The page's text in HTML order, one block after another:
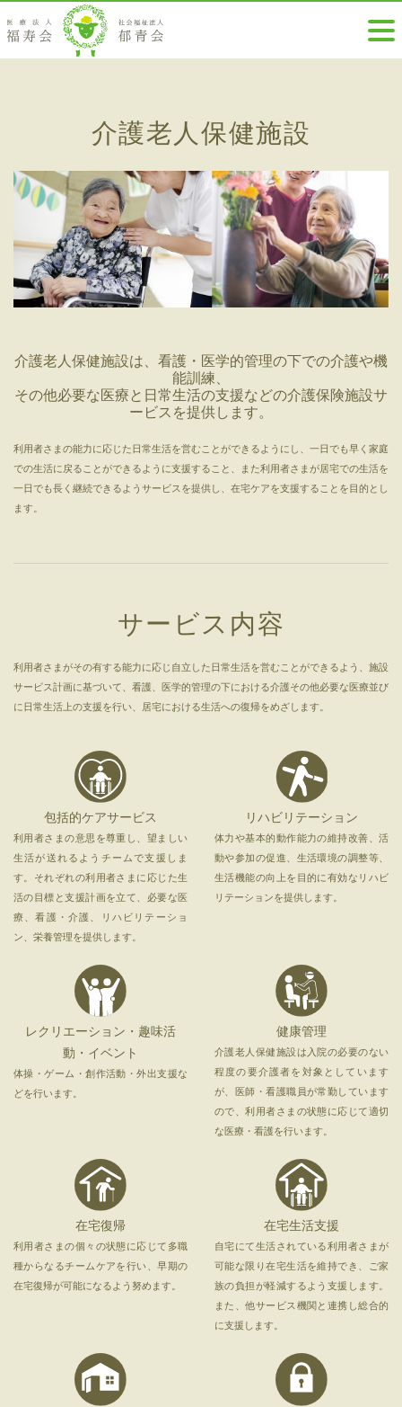
介護老人保健施設
介護老人保健施設は、看護・医学的管理の下での介護や機
能訓練、
その他必要な医療と日常生活の支援などの介護保険施設サ
ービスを提供します。
利用者さまの能力に応じた日常生活を営むことができるようにし、一日でも早く家庭
での生活に戻ることができるように支援すること、また利用者さまが居宅での生活を
一日でも長く継続できるようサービスを提供し、在宅ケアを支援することを目的とし
ます。
サービス内容
利用者さまがその有する能力に応じ自立した日常生活を営むことができるよう、施設
サービス計画に基づいて、看護、医学的管理の下における介護その他必要な医療並び
に日常生活上の支援を行い、居宅における生活への復帰をめざします。
包括的ケアサービス
利用者さまの意思を尊重し、望ましい
生活が送れるようチームで支援しま
す。それぞれの利用者さまに応じた生
活の目標と支援計画を立て、必要な医
療、看護・介護、リハビリテーショ
ン、栄養管理を提供します。
リハビリテーション
体力や基本的動作能力の維持改善、活
動や参加の促進、生活環境の調整等、
生活機能の向上を目的に有効なリハビ
リテーションを提供します。
レクリエーション・趣味活
動・イベント
体操・ゲーム・創作活動・外出支援な
どを行います。
健康管理
介護老人保健施設は入院の必要のない
程度の要介護者を対象としています
が、医師・看護職員が常勤しています
ので、利用者さまの状態に応じて適切
な医療・看護を行います。
在宅復帰
利用者さまの個々の状態に応じて多職
種からなるチームケアを行い、早期の
在宅復帰が可能になるよう努めます。
在宅生活支援
自宅にて生活されている利用者さまが
可能な限り在宅生活を維持でき、ご家
族の負担が軽減するよう支援します。
また、他サービス機関と連携し総合的
に支援します。